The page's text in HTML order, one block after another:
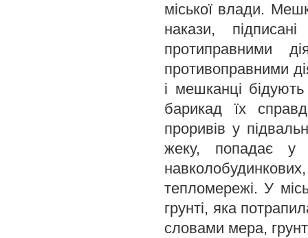
міської влади.
накази,
протиправними
противоправними
і мешканці
барикад їх
проривів у
жеку, попадає у
тепломережі. У
грунті, яка
словами мера,